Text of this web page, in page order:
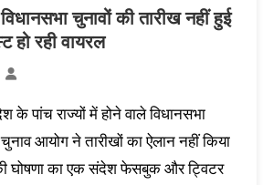
चुनावों की तारीख नहीं हुई
हो रही वायरल
के पांच राज्यों में होने वाले विधानसभा
आयोग ने तारीखों का ऐलान नहीं किया
घोषणा का एक संदेश फेसबुक और ट्विटर